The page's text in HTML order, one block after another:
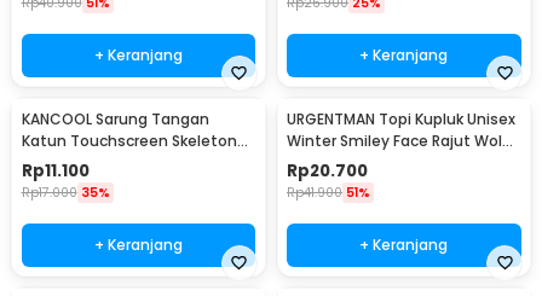
+ Keranjang + Keranjang
KANCOOL Sarung Tangan
Katun Touchscreen Skeleton
All Size Unisex - YN1168
Rp11.100
Rp17.000 35%
+ Keranjang
URGENTMAN Topi Kupluk Unisex
Winter Smiley Face Rajut Wol
Beanie Hat - NM-DS01
Rp20.700
Rp41.900 51%
+ Keranjang